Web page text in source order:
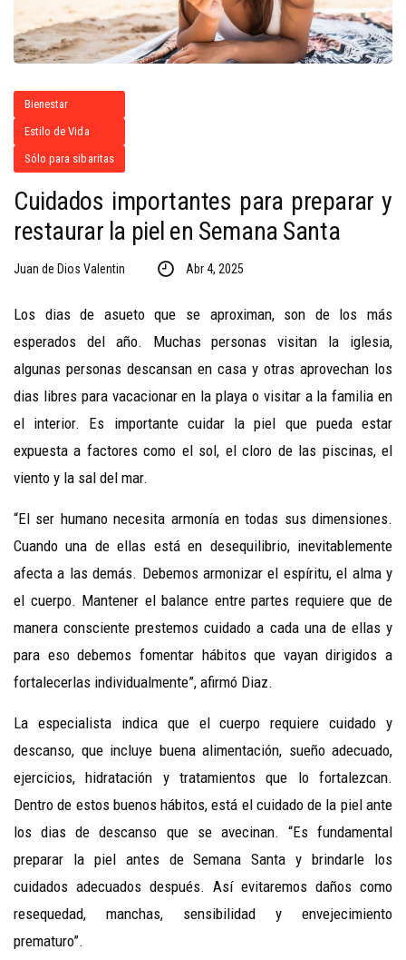
Bienestar
Estilo de Vida
Sólo para sibaritas
Cuidados importantes para preparar y
restaurar la piel en Semana Santa
Juan de Dios Valentin Abr 4, 2025
Los dias de asueto que se aproximan, son de los más
esperados del año. Muchas personas visitan la iglesia,
algunas personas descansan en casa y otras aprovechan los
dias libres para vacacionar en la playa o visitar a la familia en
el interior. Es importante cuidar la piel que pueda estar
expuesta a factores como el sol, el cloro de las piscinas, el
viento y la sal del mar.
“El ser humano necesita armonía en todas sus dimensiones.
Cuando una de ellas está en desequilibrio, inevitablemente
afecta a las demás. Debemos armonizar el espíritu, el alma y
el cuerpo. Mantener el balance entre partes requiere que de
manera consciente prestemos cuidado a cada una de ellas y
para eso debemos fomentar hábitos que vayan dirigidos a
fortalecerlas individualmente”, afirmó Diaz.
La especialista indica que el cuerpo requiere cuidado y
descanso, que incluye buena alimentación, sueño adecuado,
ejercicios, hidratación y tratamientos que lo fortalezcan.
Dentro de estos buenos hábitos, está el cuidado de la piel ante
los dias de descanso que se avecinan. “Es fundamental
preparar la piel antes de Semana Santa y brindarle los
cuidados adecuados después. Así evitaremos daños como
resequedad, manchas, sensibilidad y envejecimiento
prematuro”.